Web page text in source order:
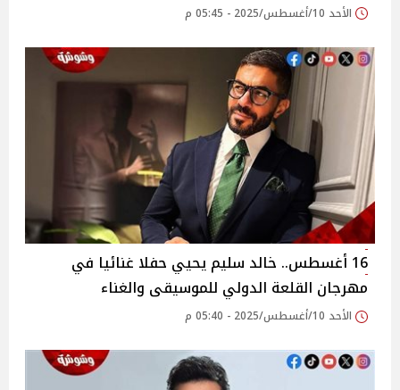
الأحد 10/أغسطس/2025 - 05:45 م
16 أغسطس.. خالد سليم يحيي حفلا غنائيا في
مهرجان القلعة الدولي للموسيقى والغناء
الأحد 10/أغسطس/2025 - 05:40 م